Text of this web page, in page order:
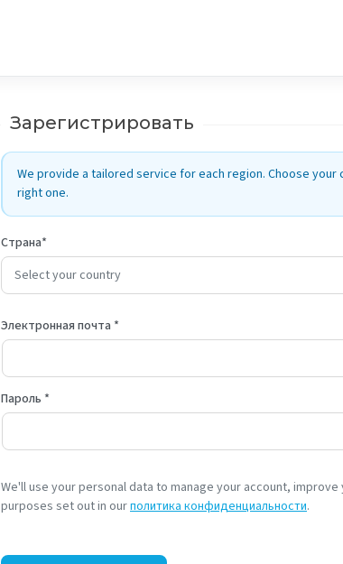
Зарегистрировать
We provide a tailored service for each region. Choose
right one.
Страна*
Select your country
Электронная почта *
Пароль *
We'll use your personal data to manage your account,
purposes set out in ourполитика конфиденциальности.